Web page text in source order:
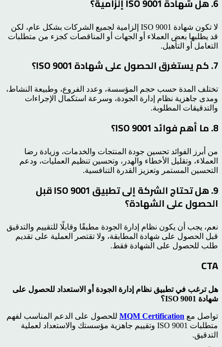
6. هل شهادة ISO 9001 إلزامية؟
لا تكون شهادة ISO 9001 إلزامية لجميع الشركات بشكل عام، لكن
قد يطلبها بعض العملاء أو الجهات أو المناقصات كجزء من متطلبات
التعامل أو التأهيل.
7. كم يستغرق الحصول على شهادة ISO 9001؟
تختلف المدة حسب حجم المؤسسة، وعدد الفروع، وطبيعة النشاط،
ومدى جاهزية نظام إدارة الجودة، وسرعة استكمال الإجراءات
والتدقيقات المطلوبة.
8. ما أهم فوائد ISO 9001؟
من أبرز الفوائد تحسين جودة المنتجات والخدمات، وزيادة رضا
العملاء، وتقليل الأخطاء والهدر، وتحسين تنظيم العمليات، ودعم
التحسين المستمر وتعزيز القدرة التنافسية.
9. هل تحتاج الشركة إلى تطبيق ISO 9001 قبل
الحصول على الشهادة؟
نعم، يجب أن يكون نظام إدارة الجودة مطبقًا وقابلًا للتقييم والتدقيق
قبل الحصول على شهادة المطابقة، ولا تقتصر العملية على تقديم
طلب للحصول على الشهادة فقط.
CTA
هل ترغب في تطبيق نظام إدارة الجودة أو الاستعداد للحصول على
شهادة ISO 9001؟
تواصل مع MQM Certification للحصول على الدعم المناسب لفهم
متطلبات ISO 9001 وتقييم جاهزية مؤسستك والاستعداد لعملية
التدقيق.